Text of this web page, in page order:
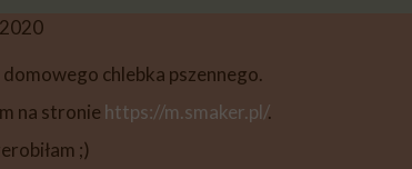
PIECZYWO
domowego chlebka pszennego.
na stronie https://m.smaker.pl/.
;)